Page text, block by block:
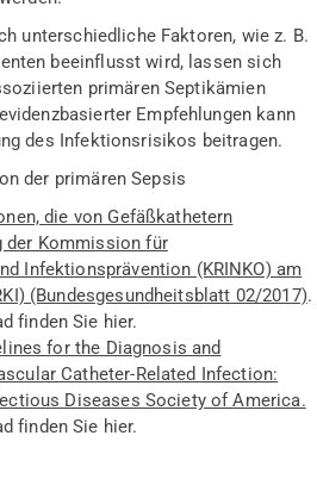
unterschiedliche Faktoren, wie z. B.
beeinflusst wird, lassen sich
primären Septikämien
Empfehlungen kann
des Infektionsrisikos beitragen.
der primären Sepsis
die von Gefäßkathetern
der Kommission für
Infektionsprävention (KRINKO) am
(Bundesgesundheitsblatt 02/2017).
finden Sie hier.
for the Diagnosis and
Catheter-Related Infection:
Diseases Society of America.
finden Sie hier.